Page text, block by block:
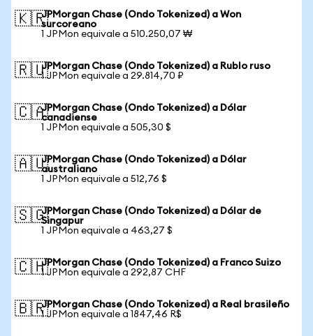
🇰🇷JPMorgan Chase (Ondo Tokenized) a Won
surcoreano
1 JPMon equivale a 510.250,07 ₩
🇷🇺JPMorgan Chase (Ondo Tokenized) a Rublo ruso
1 JPMon equivale a 29.814,70 ₽
🇨🇦JPMorgan Chase (Ondo Tokenized) a Dólar
canadiense
1 JPMon equivale a 505,30 $
🇦🇺JPMorgan Chase (Ondo Tokenized) a Dólar
australiano
1 JPMon equivale a 512,76 $
🇸🇬JPMorgan Chase (Ondo Tokenized) a Dólar de
Singapur
1 JPMon equivale a 463,27 $
🇨🇭JPMorgan Chase (Ondo Tokenized) a Franco Suizo
1 JPMon equivale a 292,87 CHF
🇧🇷JPMorgan Chase (Ondo Tokenized) a Real brasileño
1 JPMon equivale a 1847,46 R$